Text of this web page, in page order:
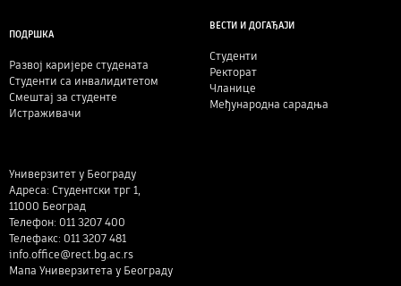
ПОДРШКА
Развој каријере студената
Студенти са инвалидитетом
Смештај за студенте
Истраживачи
ВЕСТИ И ДОГАЂАЈИ
Студенти
Ректорат
Чланице
Међународна сарадња
Универзитет у Београду
Адреса: Студентски трг 1,
11000 Београд
Телефон: 011 3207 400
Телефакс: 011 3207 481
info.office@rect.bg.ac.rs
Мапа Универзитета у Београду